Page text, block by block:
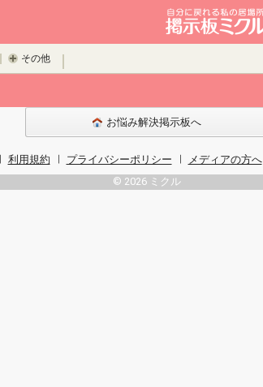
その他
お悩み解決掲示板へ
利用規約 プライバシーポリシー メディアの方へ
© 2026 ミクル